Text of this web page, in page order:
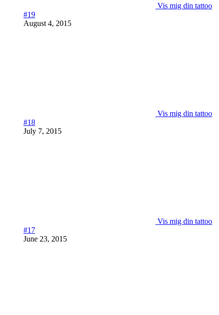
Vis mig din tattoo
#19
August 4, 2015
Vis mig din tattoo
#18
July 7, 2015
Vis mig din tattoo
#17
June 23, 2015